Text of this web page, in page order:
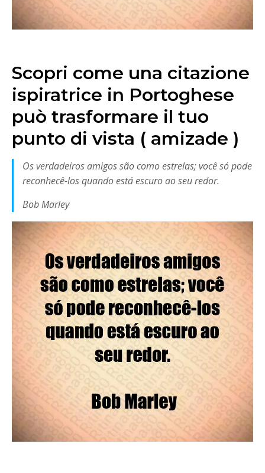
Scopri come una citazione
ispiratrice in Portoghese
può trasformare il tuo
punto di vista ( amizade )
Os verdadeiros amigos são como estrelas; você só pode
reconhecê-los quando está escuro ao seu redor.
Bob Marley